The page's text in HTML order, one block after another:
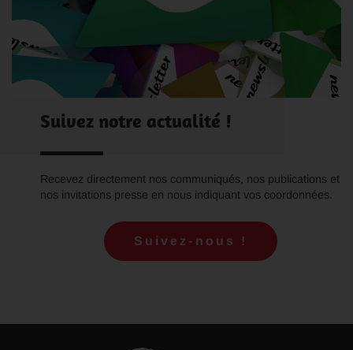
Suivez notre actualité !
Recevez directement nos communiqués, nos publications et
nos invitations presse en nous indiquant vos coordonnées.
Suivez-nous !